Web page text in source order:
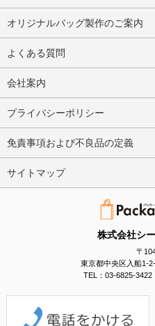
株式会社シ
〒
東京都中央区入船1-
TEL：03-6825-
オリジナルバッグ製作のご案内
よくある質問
会社案内
プライバシーポリシー
免責事項および不良品の定義
サイトマップ